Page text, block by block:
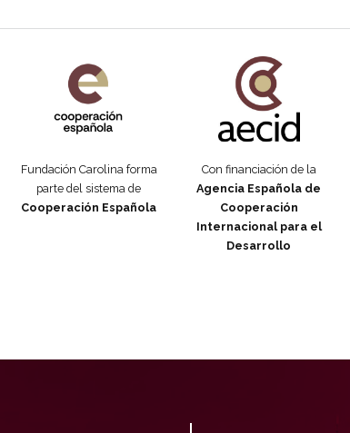
Fundación Carolina forma
parte del sistema de
Cooperación Española
Con financiación de la
Agencia Española de
Cooperación
Internacional para el
Desarrollo